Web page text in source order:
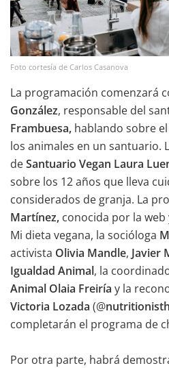
Foto cortesía de Carlos Casanova
La programación comenzará
González, responsable del
Frambuesa, hablando sobre
los animales en un santuario.
deSantuario Vegan Laura
sobre los 12 años que lleva
considerados de granja. La
Martínez, conocida por la
Mi dieta vegana, la socióloga
activista Olivia Mandle, Javier
Igualdad Animal, la
Animal Olaia Freiría y la
Victoria Lozada (@
completarán el programa de
Por otra parte, habrá